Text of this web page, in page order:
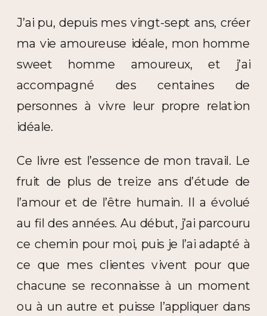
J’ai pu, depuis mes vingt-sept ans, créer
ma vie amoureuse idéale, mon homme
sweet homme amoureux, et j’ai
accompagné des centaines de
personnes à vivre leur propre relation
idéale.
Ce livre est l’essence de mon travail. Le
fruit de plus de treize ans d’étude de
l’amour et de l’être humain. Il a évolué
au fil des années. Au début, j’ai parcouru
ce chemin pour moi, puis je l’ai adapté à
ce que mes clientes vivent pour que
chacune se reconnaisse à un moment
ou à un autre et puisse l’appliquer dans